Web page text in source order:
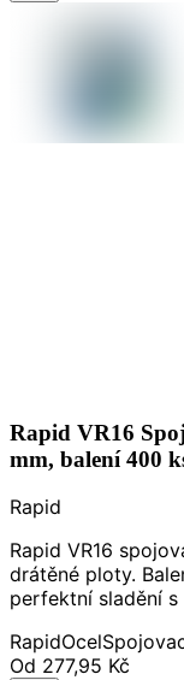
Rapid VR16
mm, balení 400
Rapid
Rapid VR16
drátěné ploty.
perfektní sladění s
RapidOcel
Od 277,95 Kč